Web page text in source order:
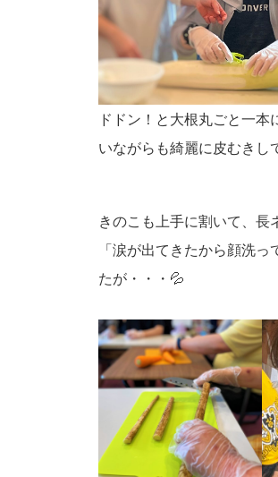
ドドン！と大根丸ごと一本
いながらも綺麗に皮むきし
きのこも上手に割いて、
「涙が出てきたから顔洗
たが・・・💦